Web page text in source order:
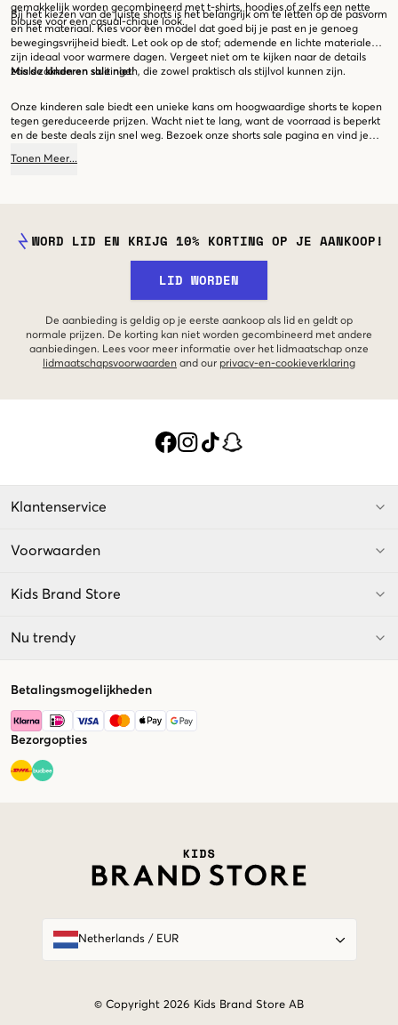
gemakkelijk worden gecombineerd met t-shirts, hoodies of zelfs een nette
blouse voor een casual-chique look.
Bij het kiezen van de juiste shorts is het belangrijk om te letten op de pasvorm
en het materiaal. Kies voor een model dat goed bij je past en je genoeg
bewegingsvrijheid biedt. Let ook op de stof; ademende en lichte materialen
zijn ideaal voor warmere dagen. Vergeet niet om te kijken naar de details
zoals zakken en sluitingen, die zowel praktisch als stijlvol kunnen zijn.
Mis de kinderen sale niet!
Onze kinderen sale biedt een unieke kans om hoogwaardige shorts te kopen
tegen gereduceerde prijzen. Wacht niet te lang, want de voorraad is beperkt
en de beste deals zijn snel weg. Bezoek onze shorts sale pagina en vind je
Tonen Meer...
WORD LID EN KRIJG 10% KORTING OP JE AANKOOP!
LID WORDEN
De aanbieding is geldig op je eerste aankoop als lid en geldt op
normale prijzen. De korting kan niet worden gecombineerd met andere
aanbiedingen. Lees voor meer informatie over het lidmaatschap onze
lidmaatschapsvoorwaarden and our privacy-en-cookieverklaring
Klantenservice
Voorwaarden
Kids Brand Store
Nu trendy
Betalingsmogelijkheden
Bezorgopties
Netherlands/ EUR
© Copyright 2026 Kids Brand Store AB